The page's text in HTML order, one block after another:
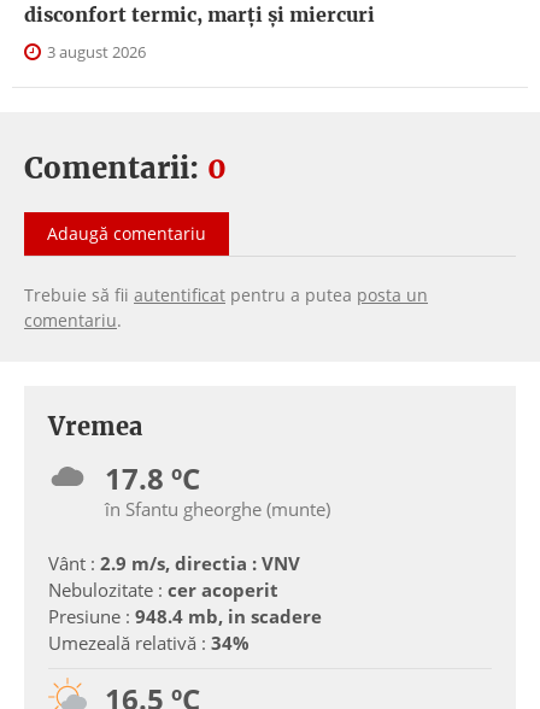
disconfort termic, marți și miercuri
3 august 2026
Comentarii: 0
Adaugă comentariu
Trebuie să fii autentificat pentru a putea posta un
comentariu.
Vremea
17.8 ºC
în Sfantu gheorghe (munte)
Vânt : 2.9 m/s, directia : VNV
Nebulozitate : cer acoperit
Presiune : 948.4 mb, in scadere
Umezeală relativă : 34%
16.5 ºC